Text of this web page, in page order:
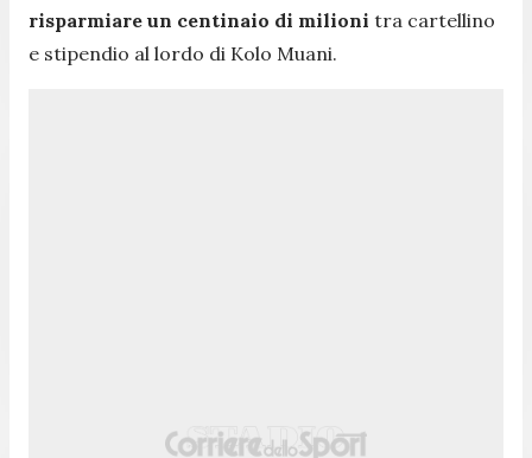
risparmiare un centinaio di milioni tra cartellino
e stipendio al lordo di Kolo Muani.